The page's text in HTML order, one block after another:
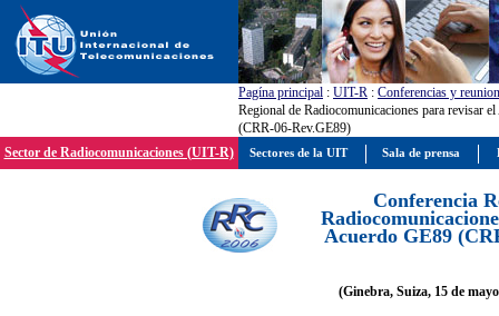
Pagína principal : UIT-R : Conferencias y
Regional de Radiocomunicaciones para revisar
(CRR-06-Rev.GE89)
Sector de Radiocomunicaciones (UIT-R)
Conferencia
Acuerdo GE89
(Ginebra, Suiza, 15 de
Sectores de la UIT Sala de prensa